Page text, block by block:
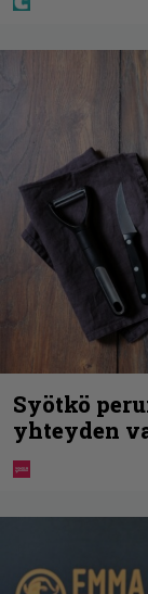
Syötkö
yhteyden